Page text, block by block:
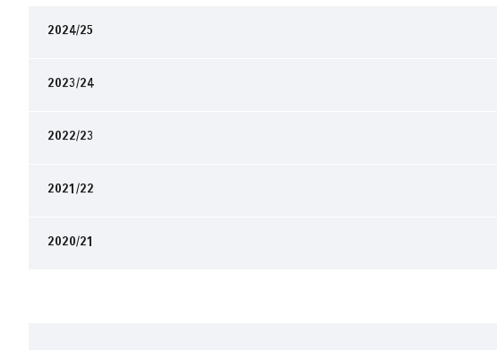
2024/25
2023/24
2022/23
2021/22
2020/21